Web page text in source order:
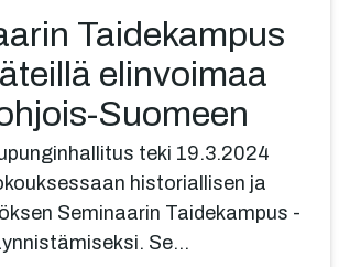
Taide­kam­pus
elinvoi­maa
Suomeen
teki 19.3.2024
historiallisen ja
Seminaarin Taidekampus -
Se…